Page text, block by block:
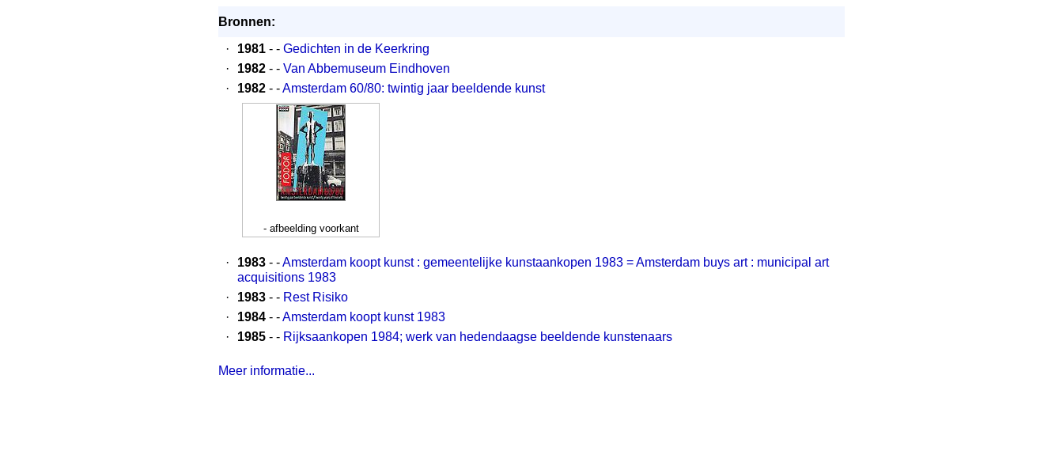
Bronnen:
·
1981 - - Gedichten in de Keerkring
·
1982 - - Van Abbemuseum Eindhoven
·
1982 - -Amsterdam 60/80: twintig jaar beeldende kunst
- afbeelding voorkant
· 1983 - -Amsterdam koopt kunst : gemeentelijke kunstaankopen 1983 = Amsterdam buys art : municipal art
acquisitions 1983
·
1983 - - Rest Risiko
·
1984 - -Amsterdam koopt kunst 1983
·
1985 - - Rijksaankopen 1984; werk van hedendaagse beeldende kunstenaars
Meer informatie...